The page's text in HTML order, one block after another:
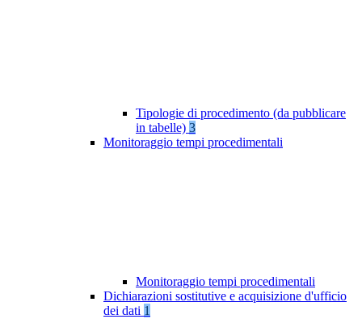
Tipologie di procedimento (da pubblicare
in tabelle) 3
Monitoraggio tempi procedimentali
Monitoraggio tempi procedimentali
Dichiarazioni sostitutive e acquisizione d'ufficio
dei dati 1